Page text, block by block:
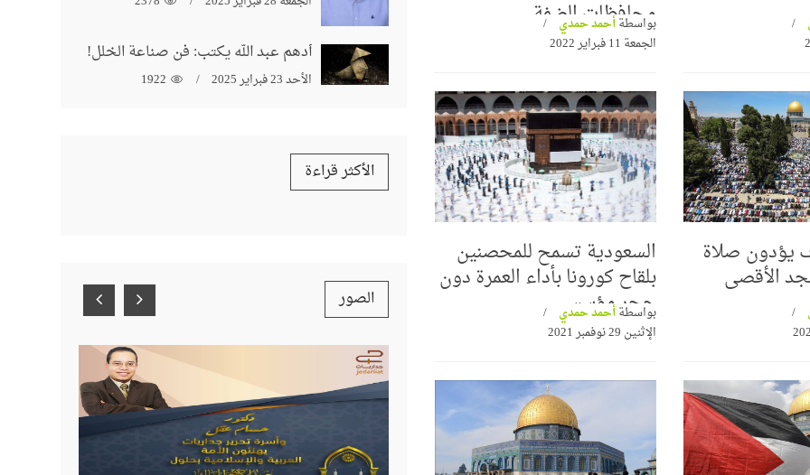
محافظات الضفة
بواسطةأحمد حمدي
الجمعة 11 فبراير 2022
يؤدون صلاة
الأقصى
السعودية تسمح للمحصنين
بلقاح كورونا بأداء العمرة دون
حجر مؤسسي
بواسطةأحمد حمدي
الإثنين 29 نوفمبر 2021
أدهم عبد الله يكتب: فن صناعة الخلل!
الأحد 23 فبراير 2025 1922
الأكثر قراءة
الصور